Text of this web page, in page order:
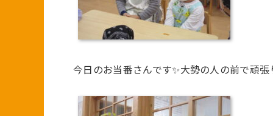
今日のお当番さんです✨大勢の人の前で頑